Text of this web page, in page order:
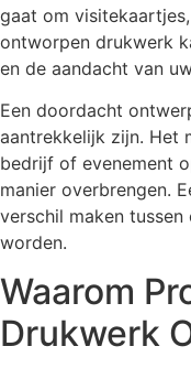
gaat om
ontworpen drukwerk
en de aandacht van
Een doordacht
aantrekkelijk zijn. Het
bedrijf of evenement
manier overbrengen.
verschil maken
worden.
Waarom
Drukwerk